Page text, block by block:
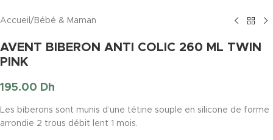
Accueil / Bébé & Maman
AVENT BIBERON ANTI COLIC 260 ML TWIN
PINK
195.00 Dh
Les biberons sont munis d’une tétine souple en silicone de forme
arrondie 2 trous débit lent 1 mois.